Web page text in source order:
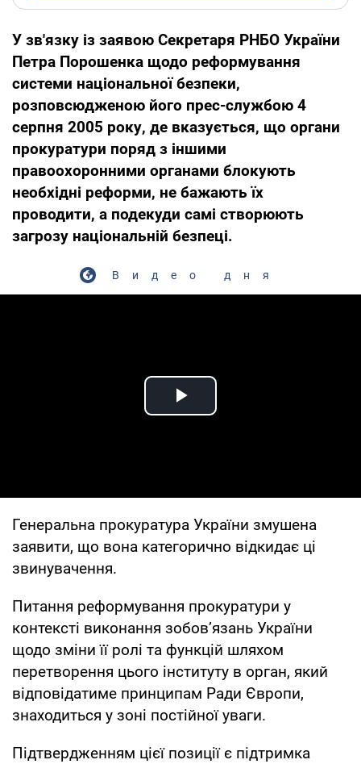
У зв'язку із заявою Секретаря РНБО України
Петра Порошенка щодо реформування
системи національної безпеки,
розповсюдженою його прес-службою 4
серпня 2005 року, де вказується, що органи
прокуратури поряд з іншими
правоохоронними органами блокують
необхідні реформи, не бажають їх
проводити, а подекуди самі створюють
загрозу національній безпеці.
Видео дня
Play Video
Генеральна прокуратура України змушена
заявити, що вона категорично відкидає ці
звинувачення.
Питання реформування прокуратури у
контексті виконання зобов’язань України
щодо зміни її ролі та функцій шляхом
перетворення цього інституту в орган, який
відповідатиме принципам Ради Європи,
знаходиться у зоні постійної уваги.
Підтвердженням цієї позиції є підтримка